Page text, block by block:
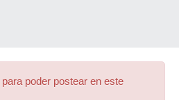
para poder postear en este